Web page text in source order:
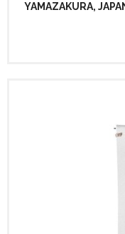
YAMAZAKURA,